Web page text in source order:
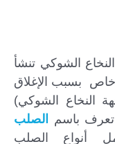
الشوكي تنشأ
بسبب الإغلاق
النخاع الشوكي)
تعرف باسم
الصلب
أنواع الصلب